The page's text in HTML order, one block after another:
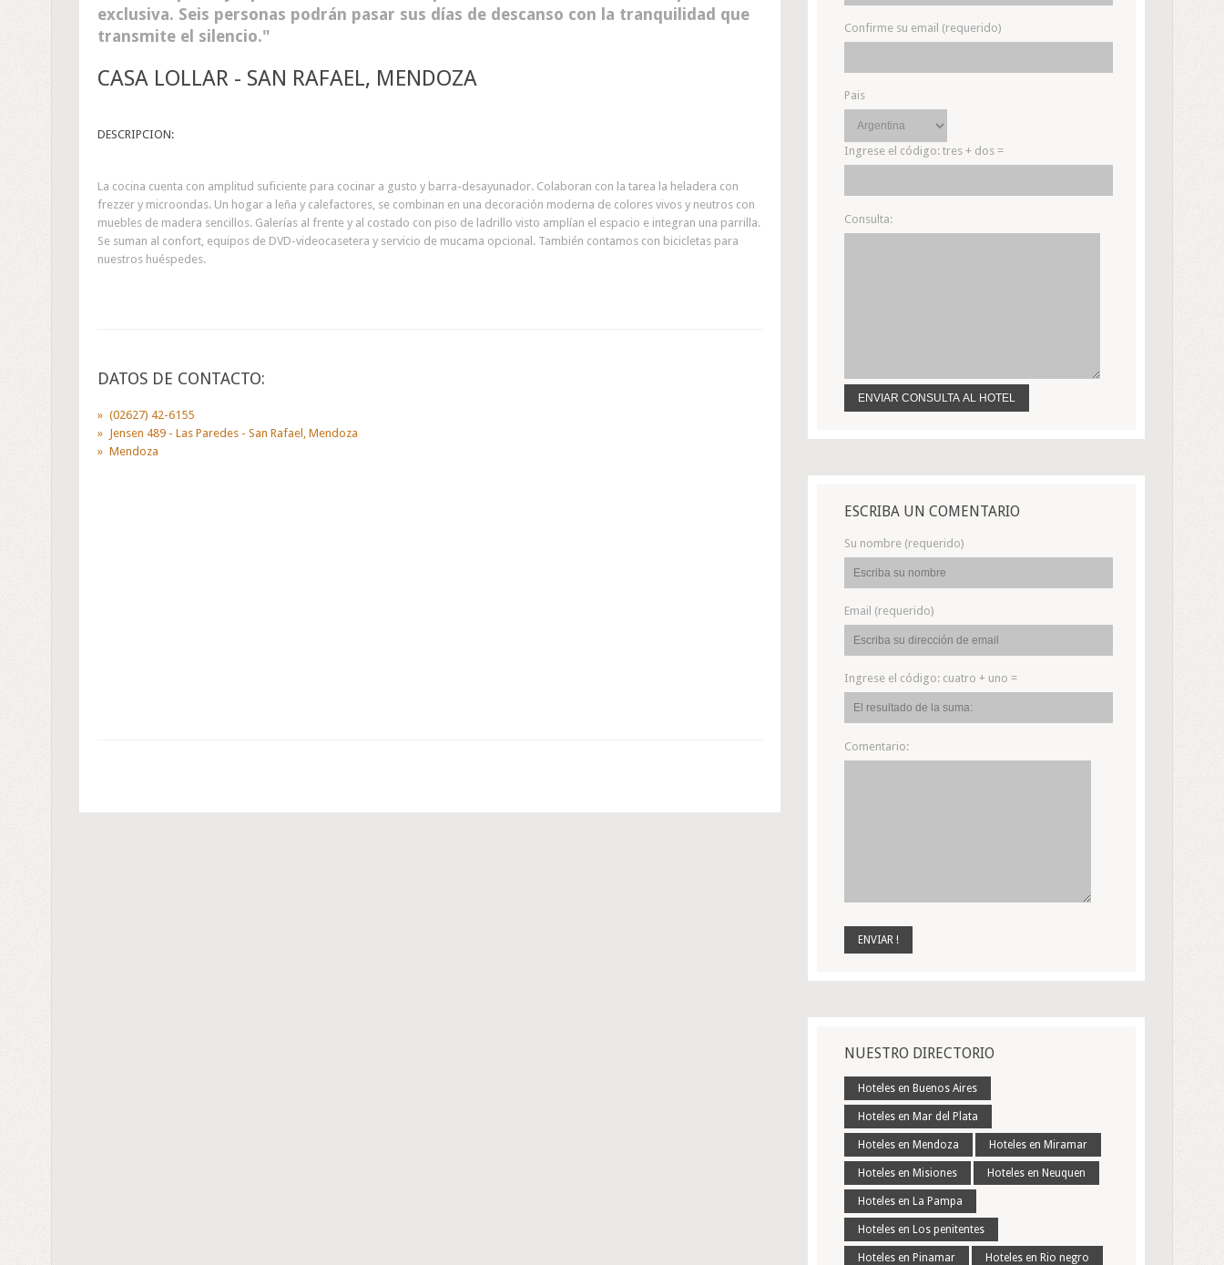
exclusiva. Seis personas podrán pasar sus días de descanso con la tranquilidad que
transmite el silencio.
CASA LOLLAR - SAN RAFAEL, MENDOZA
DESCRIPCION:
La cocina cuenta con amplitud suficiente para cocinar a gusto y barra-desayunador. Colaboran con la tarea la heladera con
frezzer y microondas. Un hogar a leña y calefactores, se combinan en una decoración moderna de colores vivos y neutros con
muebles de madera sencillos. Galerías al frente y al costado con piso de ladrillo visto amplían el espacio e integran una parrilla.
Se suman al confort, equipos de DVD-videocasetera y servicio de mucama opcional. También contamos con bicicletas para
nuestros huéspedes.
DATOS DE CONTACTO:
(02627) 42-6155
Jensen 489 - Las Paredes - San Rafael, Mendoza
Mendoza
Confirme su email (requerido)
Pais
Ingrese el código: tres + dos =
Consulta:
ESCRIBA UN COMENTARIO
Su nombre (requerido)
Email (requerido)
Ingrese el código: cuatro + uno =
Comentario:
NUESTRO DIRECTORIO
Hoteles en Buenos Aires
Hoteles en Mar del Plata
Hoteles en Mendoza Hoteles en Miramar
Hoteles en Misiones Hoteles en Neuquen
Hoteles en La Pampa
Hoteles en Los penitentes
Hoteles en Pinamar Hoteles en Rio negro